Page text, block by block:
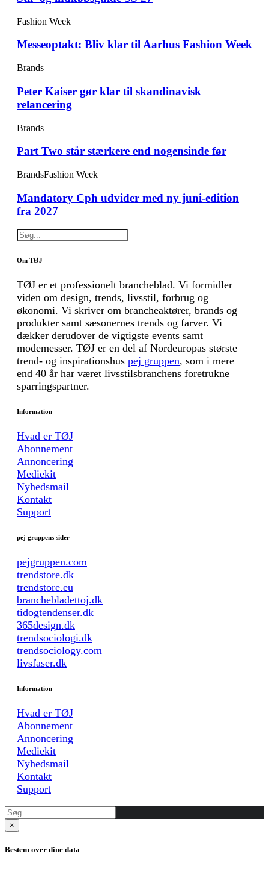
Fashion Week
Messeoptakt: Bliv klar til Aarhus Fashion Week
Brands
Peter Kaiser gør klar til skandinavisk
relancering
Brands
Part Two står stærkere end nogensinde før
BrandsFashion Week
Mandatory Cph udvider med ny juni-edition
fra 2027
Om TØJ
TØJ er et professionelt brancheblad. Vi formidler
viden om design, trends, livsstil, forbrug og
økonomi. Vi skriver om brancheaktører, brands og
produkter samt sæsonernes trends og farver. Vi
dækker derudover de vigtigste events samt
modemesser. TØJ er en del af Nordeuropas største
trend- og inspirationshus pej gruppen, som i mere
end 40 år har været livsstilsbranchens foretrukne
sparringspartner.
Information
Hvad er TØJ
Abonnement
Annoncering
Mediekit
Nyhedsmail
Kontakt
Support
pej gruppens sider
pejgruppen.com
trendstore.dk
trendstore.eu
branchebladettoj.dk
tidogtendenser.dk
365design.dk
trendsociologi.dk
trendsociology.com
livsfaser.dk
Information
Hvad er TØJ
Abonnement
Annoncering
Mediekit
Nyhedsmail
Kontakt
Support
×
Bestem over dine data